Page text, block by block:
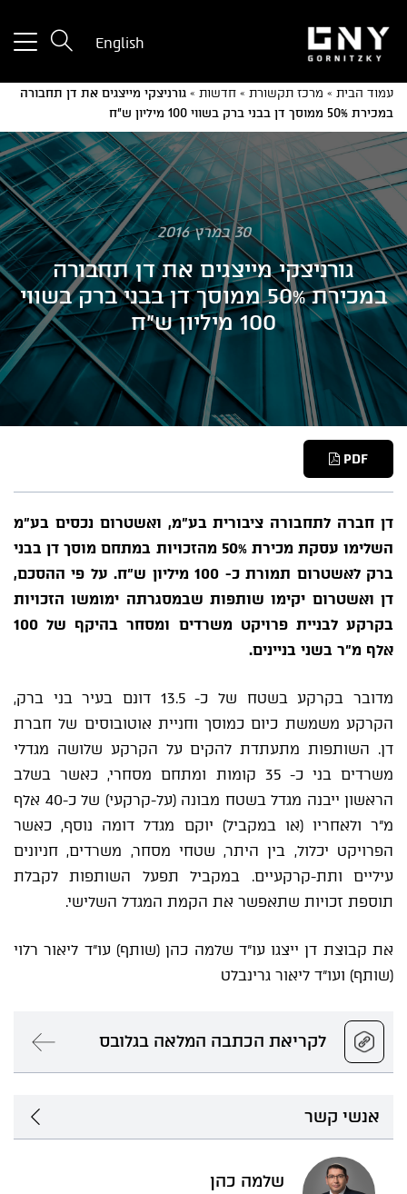
for
a
English
עמוד הבית » מרכז תקשורת » חדשות » גורניצקי מייצגים את דן תחבורה
במכירת 50% ממוסך דן בבני ברק בשווי 100 מיליון ש"ח
30 במרץ 2016
גורניצקי מייצגים את דן תחבורה
במכירת 50% ממוסך דן בבני ברק בשווי
100 מיליון ש"ח
PDF
דן חברה לתחבורה ציבורית בע"מ, ואשטרום נכסים בע"מ
השלימו עסקת מכירת 50% מהזכויות במתחם מוסך דן בבני
ברק לאשטרום תמורת כ- 100 מיליון ש"ח. על פי ההסכם,
דן ואשטרום יקימו שותפות שבמסגרתה ימומשו הזכויות
בקרקע לבניית פרויקט משרדים ומסחר בהיקף של 100
אלף מ"ר בשני בניינים.
מדובר בקרקע בשטח של כ- 13.5 דונם בעיר בני ברק,
הקרקע משמשת כיום כמוסך וחניית אוטובוסים של חברת
דן. השותפות מתעתדת להקים על הקרקע שלושה מגדלי
משרדים בני כ- 35 קומות ומתחם מסחרי, כאשר בשלב
הראשון ייבנה מגדל בשטח מבונה (על-קרקעי) של כ-40 אלף
מ"ר ולאחריו (או במקביל) יוקם מגדל דומה נוסף, כאשר
הפרויקט יכלול, בין היתר, שטחי מסחר, משרדים, חניונים
עיליים ותת-קרקעיים. במקביל תפעל השותפות לקבלת
תוספת זכויות שתאפשר את הקמת המגדל השלישי.
את קבוצת דן ייצגו עו"ד שלמה כהן (שותף) עו"ד ליאור רלוי
(שותף) ועו"ד ליאור גרינבלט
לקריאת הכתבה המלאה בגלובס
אנשי קשר
שלמה כהן